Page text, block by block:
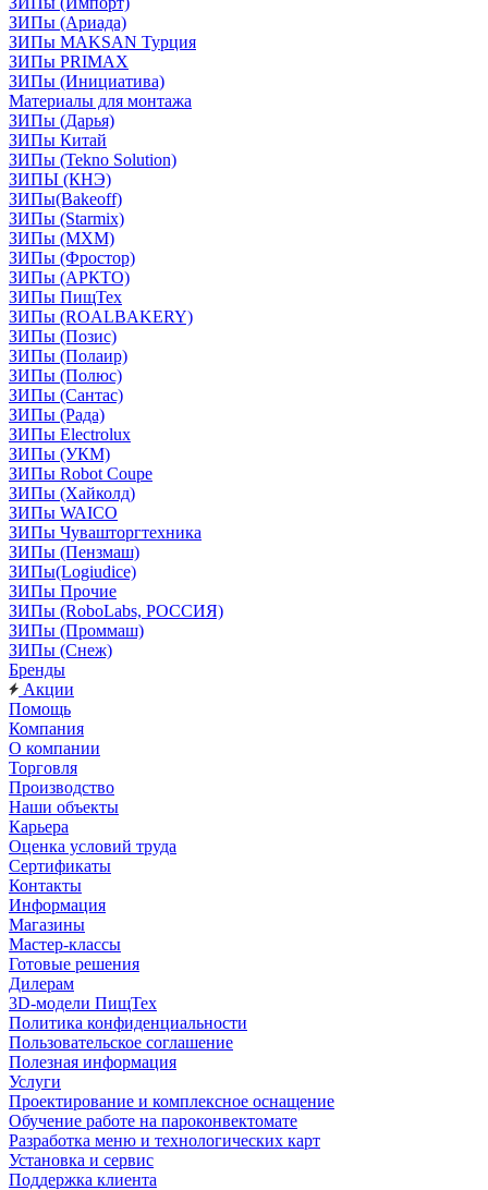
ЗИПы (Ариада)
ЗИПы MAKSAN Турция
ЗИПы PRIMAX
ЗИПы (Инициатива)
Материалы для монтажа
ЗИПы (Дарья)
ЗИПы Китай
ЗИПы (Tekno Solution)
ЗИПЫ (КНЭ)
ЗИПы(Bakeoff)
ЗИПы (Starmix)
ЗИПы (МХМ)
ЗИПы (Фростор)
ЗИПы (АРКТО)
ЗИПы ПищТех
ЗИПы (ROALBAKERY)
ЗИПы (Позис)
ЗИПы (Полаир)
ЗИПы (Полюс)
ЗИПы (Сантас)
ЗИПы (Рада)
ЗИПы Electrolux
ЗИПы (УКМ)
ЗИПы Robot Coupe
ЗИПы (Хайколд)
ЗИПы WAICO
ЗИПы Чувашторгтехника
ЗИПы (Пензмаш)
ЗИПы(Logiudice)
ЗИПы Прочие
ЗИПы (RoboLabs, РОССИЯ)
ЗИПы (Проммаш)
ЗИПы (Снеж)
Бренды
Акции
Помощь
Компания
О компании
Торговля
Производство
Наши объекты
Карьера
Оценка условий труда
Сертификаты
Контакты
Информация
Магазины
Мастер-классы
Готовые решения
Дилерам
3D-модели ПищТех
Политика конфиденциальности
Пользовательское соглашение
Полезная информация
Услуги
Проектирование и комплексное оснащение
Обучение работе на пароконвектомате
Разработка меню и технологических карт
Установка и сервис
Поддержка клиента